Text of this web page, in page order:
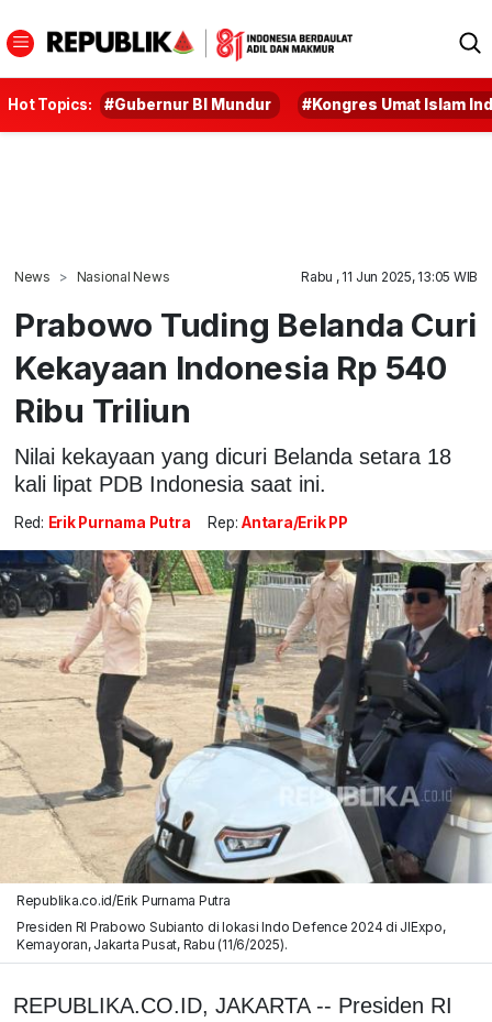
Hot Topics: #Gubernur BI Mundur #Kongres Umat Islam
News Nasional News Rabu , 11 Jun 2025, 13:05 WIB
Prabowo Tuding Belanda Curi
Kekayaan Indonesia Rp 540
Ribu Triliun
Nilai kekayaan yang dicuri Belanda setara 18
kali lipat PDB Indonesia saat ini.
Red: Erik Purnama Putra Rep: Antara/Erik PP
Republika.co.id/Erik Purnama Putra
Presiden RI Prabowo Subianto di lokasi Indo Defence 2024 di JIExpo,
Kemayoran, Jakarta Pusat, Rabu (11/6/2025).
REPUBLIKA.CO.ID, JAKARTA -- Presiden RI